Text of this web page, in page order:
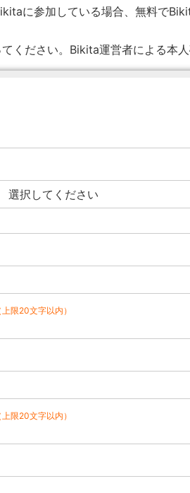
に参加している場合、無料で
ください。Bikita運営者による本
上限20文字以内）
上限20文字以内）